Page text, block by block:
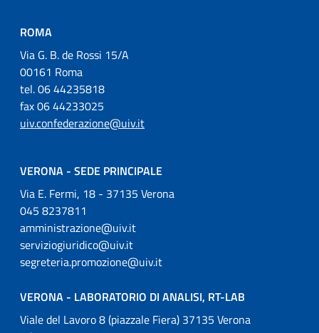
ROMA
Via G. B. de Rossi 15/A
00161 Roma
tel. 06 44235818
fax 06 44233025
uiv.confederazione@uiv.it
VERONA - SEDE PRINCIPALE
Via E. Fermi, 18 - 37135 Verona
045 8237811
amministrazione@uiv.it
serviziogiuridico@uiv.it
segreteria.promozione@uiv.it
VERONA - LABORATORIO DI ANALISI, RT-LAB
Viale del Lavoro 8 (piazzale Fiera) 37135 Verona